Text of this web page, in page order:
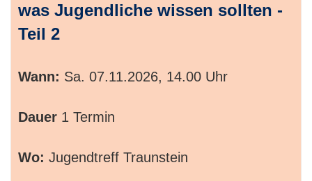
was Jugendliche wissen sollten -
Teil 2
Wann: Sa. 07.11.2026, 14.00 Uhr
Dauer 1 Termin
Wo: Jugendtreff Traunstein